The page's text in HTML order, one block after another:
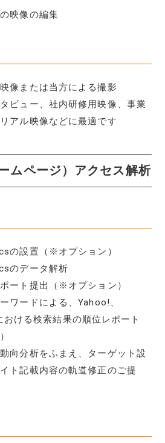
映像の編集
像または当方による撮影
ビュー、社内研修用映像、事業
アル映像などに最適です
ムページ）アクセス解析
の設置（※オプション）
のデータ解析
ート提出（※オプション）
ワードによる、Yahoo!、
ける検索結果の順位レポート
向分析をふまえ、ターゲット設
ト記載内容の軌道修正のご提